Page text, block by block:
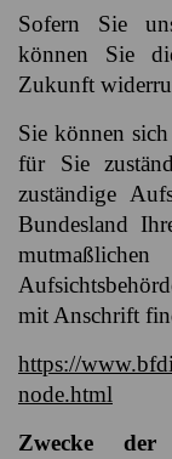
Sofern Sie
können Sie
Zukunft
Sie können
für Sie
zuständige
Bundesland
mit Anschrift
https://
node.html
Zwecke der